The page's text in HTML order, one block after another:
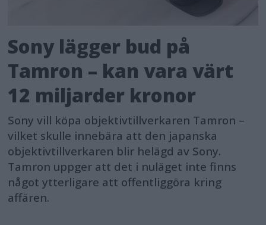
Sony lägger bud på
Tamron – kan vara värt
12 miljarder kronor
Sony vill köpa objektivtillverkaren Tamron –
vilket skulle innebära att den japanska
objektivtillverkaren blir helägd av Sony.
Tamron uppger att det i nuläget inte finns
något ytterligare att offentliggöra kring
affären.